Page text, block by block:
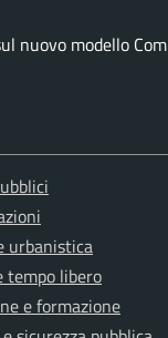
nuovo modello
urbanistica
tempo libero
e formazione